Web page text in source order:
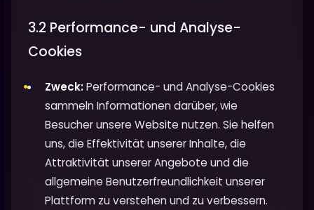
3.2 Performance- und Analyse-
Cookies
Zweck:Performance- und Analyse-Cookies
sammeln Informationen darüber, wie
Besucher unsere Website nutzen. Sie helfen
uns, die Effektivität unserer Inhalte, die
Attraktivität unserer Angebote und die
allgemeine Benutzerfreundlichkeit unserer
Plattform zu verstehen und zu verbessern.